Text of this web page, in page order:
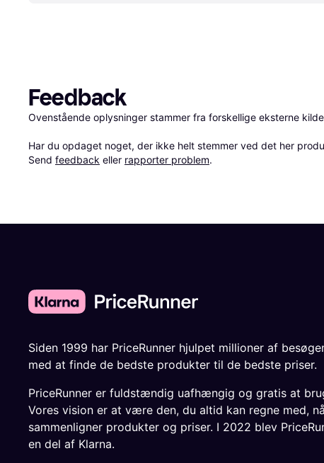
Feedback
Ovenstående oplysninger stammer fra forskellige eksterne
Har du opdaget noget, der ikke helt stemmer ved det her
Send feedback eller rapporter problem.
Siden 1999 har PriceRunner hjulpet millioner af
med at finde de bedste produkter til de bedste priser.
PriceRunner er fuldstændig uafhængig og gratis at
Vores vision er at være den, du altid kan regne med,
sammenligner produkter og priser. I 2022 blev
en del af Klarna.